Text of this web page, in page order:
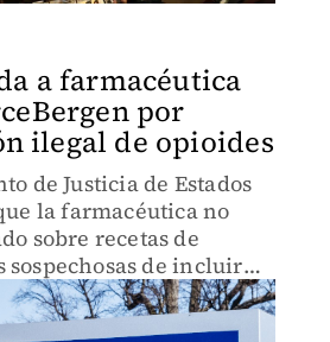
a farmacéutica
por
ilegal de opioides
de Justicia de Estados
la farmacéutica no
sobre recetas de
sospechosas de incluir